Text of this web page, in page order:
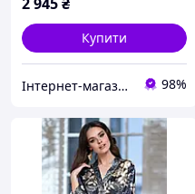
Купити
Інтернет-магазин "Carmen" 98%